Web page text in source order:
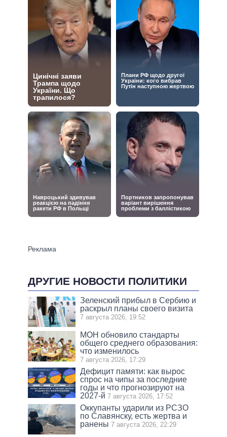
ДРУГИЕ НОВОСТИ ПОЛИТИКИ
Зеленский прибыл в Сербию и
раскрыл планы своего визита
7 августа 2026, 19:52
МОН обновило стандарты
общего среднего образования:
что изменилось
7 августа 2026, 17:29
Дефицит памяти: как вырос
спрос на чипы за последние
годы и что прогнозируют на
2027-й 7 августа 2026, 17:52
Оккупанты ударили из РСЗО
по Славянску, есть жертва и
ранены 7 августа 2026, 22:29